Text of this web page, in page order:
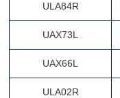
ULA84R
UAX73L
UAX66L
ULA02R